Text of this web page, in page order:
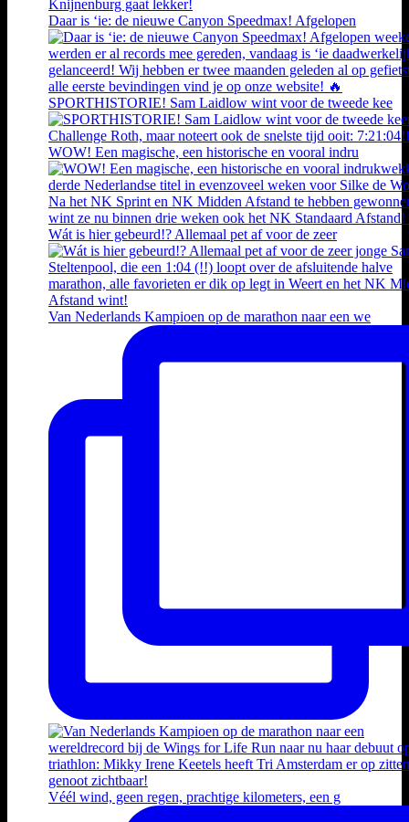
Daar is ‘ie: de nieuwe Canyon Speedmax! Afgelopen
SPORTHISTORIE! Sam Laidlow wint voor de tweede kee
WOW! Een magische, een historische en vooral indru
Wát is hier gebeurd!? Allemaal pet af voor de zeer
Van Nederlands Kampioen op de marathon naar een we
Véél wind, geen regen, prachtige kilometers, een g